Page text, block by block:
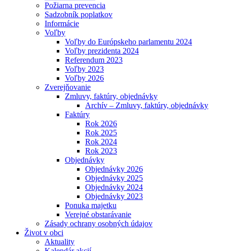
Požiarna prevencia
Sadzobník poplatkov
Informácie
Voľby
Voľby do Európskeho parlamentu 2024
Voľby prezidenta 2024
Referendum 2023
Voľby 2023
Voľby 2026
Zverejňovanie
Zmluvy, faktúry, objednávky
Archív – Zmluvy, faktúry, objednávky
Faktúry
Rok 2026
Rok 2025
Rok 2024
Rok 2023
Objednávky
Objednávky 2026
Objednávky 2025
Objednávky 2024
Objednávky 2023
Ponuka majetku
Verejné obstarávanie
Zásady ochrany osobných údajov
Život v obci
Aktuality